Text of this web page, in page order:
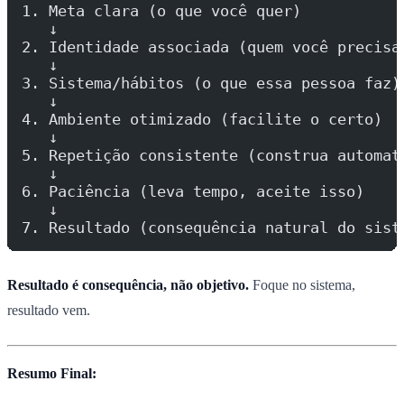
1. Meta clara (o que você quer)
   ↓
2. Identidade associada (quem você
   ↓
3. Sistema/hábitos (o que essa pessoa faz)
   ↓
4. Ambiente otimizado (facilite o certo)
   ↓
5. Repetição consistente (construa
   ↓
6. Paciência (leva tempo, aceite isso)
   ↓
7. Resultado (consequência natural do
Resultado é consequência, não objetivo. Foque no sistema,
resultado vem.
Resumo Final: